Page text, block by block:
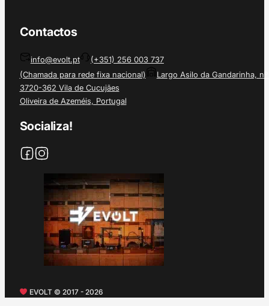
Contactos
info@evolt.pt
(+351) 256 003 737
(Chamada para rede fixa nacional)
Largo Asilo da Gandarinha, nº
3720-362 Vila de Cucujães
Oliveira de Azeméis, Portugal
Socializa!
EVOLT © 2017 - 2026